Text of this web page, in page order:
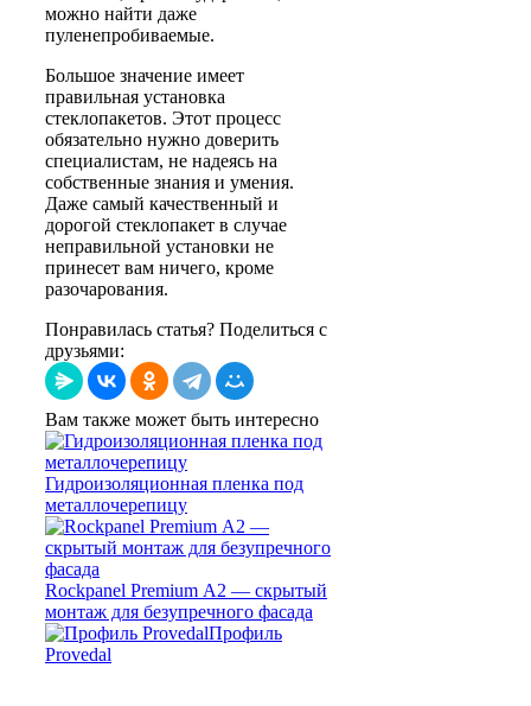
можно найти даже
пуленепробиваемые.
Большое значение имеет
правильная установка
стеклопакетов. Этот процесс
обязательно нужно доверить
специалистам, не надеясь на
собственные знания и умения.
Даже самый качественный и
дорогой стеклопакет в случае
неправильной установки не
принесет вам ничего, кроме
разочарования.
Понравилась статья? Поделиться с
друзьями:
Вам также может быть интересно
Гидроизоляционная пленка под
металлочерепицу
Rockpanel Premium А2 — скрытый
монтаж для безупречного фасада
Профиль
Provedal